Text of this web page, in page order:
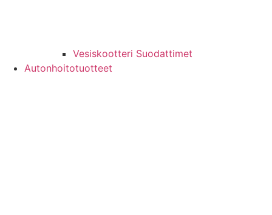
Vesiskootteri Suodattimet
Autonhoitotuotteet